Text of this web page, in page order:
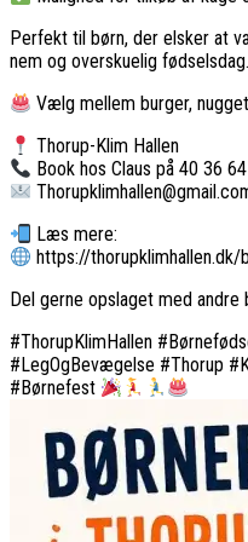
Perfekt til børn, der elsker at
nem og overskuelig fødselsdag.
Vælg mellem burger,
Thorup-Klim Hallen
Book hos Claus på 40 36
Læs mere:
https://
Del gerne opslaget med
#ThorupKlimHallen
#LegOgBevægelse #Thorup
#Børnefest